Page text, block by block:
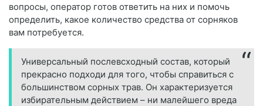
вопросы, оператор готов ответить на них и помочь
определить, какое количество средства от сорняков
вам потребуется.
Универсальный послевсходный состав, который
прекрасно подходи для того, чтобы справиться с
большинством сорных трав. Он характеризуется
избирательным действием – ни малейшего вреда